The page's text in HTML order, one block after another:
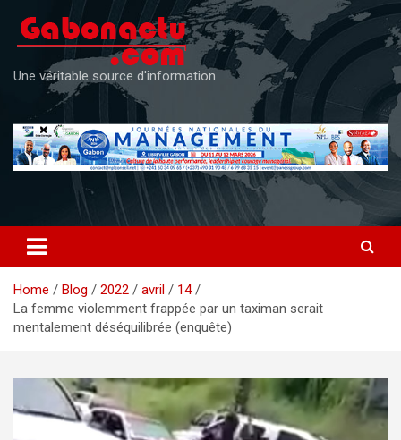
content
Une véritable source d'information
Home Blog 2022 avril
14
La femme violemment frappée par un taximan serait
mentalement déséquilibrée (enquête)